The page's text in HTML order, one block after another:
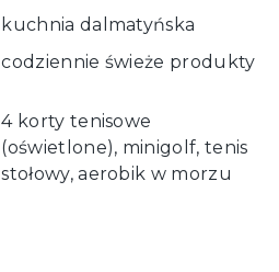
kuchnia dalmatyńska
codziennie świeże produkty
4 korty tenisowe
(oświetlone), minigolf, tenis
stołowy, aerobik w morzu